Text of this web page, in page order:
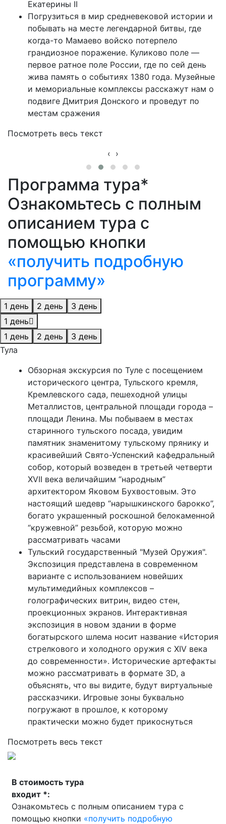
Екатерины II
Погрузиться в мир средневековой истории и
побывать на месте легендарной битвы, где
когда-то Мамаево войско потерпело
грандиозное поражение. Куликово поле —
первое ратное поле России, где по сей день
жива память о событиях 1380 года. Музейные
и мемориальные комплексы расскажут нам о
подвиге Дмитрия Донского и проведут по
местам сражения
Посмотреть весь текст
‹ ›
Программа тура*
Ознакомьтесь с полным
описанием тура с
помощью кнопки
«получить подробную
программу»
1 день 2 день
3 день
1 день
1 день
2 день
3 день
Тула
Обзорная экскурсия по Туле с посещением
исторического центра, Тульского кремля,
Кремлевского сада, пешеходной улицы
Металлистов, центральной площади города –
площади Ленина. Мы побываем в местах
старинного тульского посада, увидим
памятник знаменитому тульскому прянику и
красивейший Свято-Успенский кафедральный
собор, который возведен в третьей четверти
XVII века величайшим “народным”
архитектором Яковом Бухвостовым. Это
настоящий шедевр “нарышкинского барокко”,
богато украшенный роскошной белокаменной
“кружевной” резьбой, которую можно
рассматривать часами
Тульский государственный "Музей Оружия".
Экспозиция представлена в современном
варианте с использованием новейших
мультимедийных комплексов –
голографических витрин, видео стен,
проекционных экранов. Интерактивная
экспозиция в новом здании в форме
богатырского шлема носит название «История
стрелкового и холодного оружия с XIV века
до современности». Исторические артефакты
можно рассматривать в формате 3D, а
объяснять, что вы видите, будут виртуальные
рассказчики. Игровые зоны буквально
погружают в прошлое, к которому
практически можно будет прикоснуться
Посмотреть весь текст
В стоимость тура
входит *:
Ознакомьтесь с полным описанием тура с
помощью кнопки «получить подробную